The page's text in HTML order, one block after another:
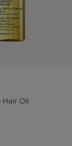
Oil